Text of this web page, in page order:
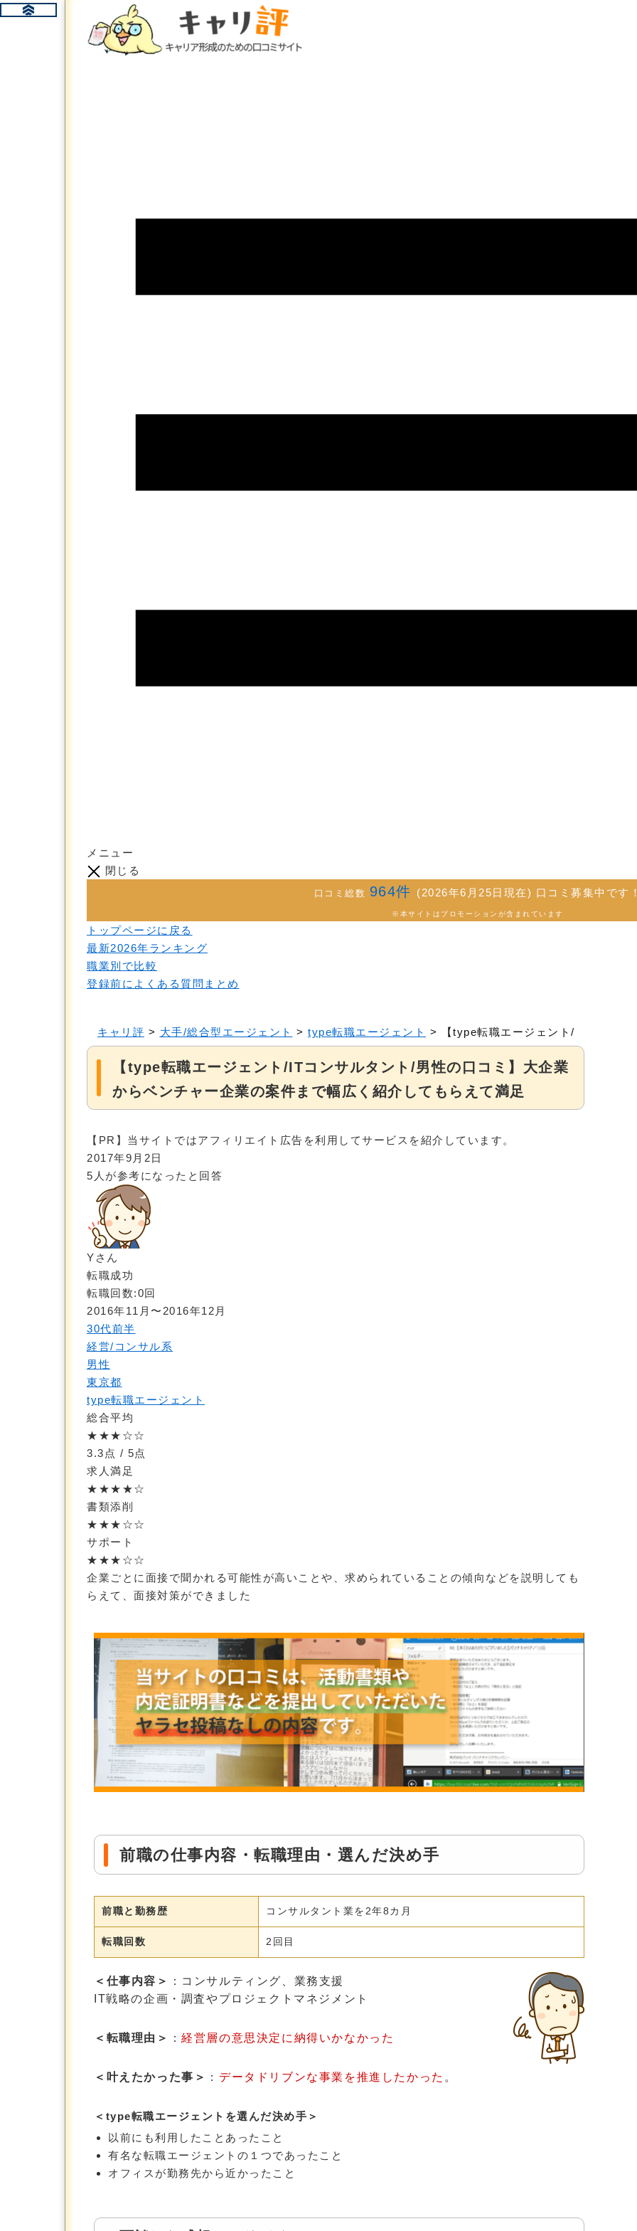
メニュー
閉じる
口コミ総数 964件 (2026年6月25日現在) 口コミ募集中です
※本サイトはプロモーションが含まれています
トップページに戻る
最新2026年ランキング
職業別で比較
登録前によくある質問まとめ
キャリ評 > 大手/総合型エージェント > type転職エージェント > 【type転職エージェント/ITコンサ
【type転職エージェント/ITコンサルタント/男性の口コミ】大企業
からベンチャー企業の案件まで幅広く紹介してもらえて満足
【PR】当サイトではアフィリエイト広告を利用してサービスを紹介しています。
2017年9月2日
5 人が参考になったと回答
Yさん
転職成功
転職回数:0回
2016年11月〜2016年12月
30代前半
経営/コンサル系
男性
東京都
type転職エージェント
総合平均
★★★☆☆
3.3点 / 5点
求人満足
★★★★☆
書類添削
★★★☆☆
サポート
★★★☆☆
企業ごとに面接で聞かれる可能性が高いことや、求められていることの傾向などを説明しても
らえて、面接対策ができました
前職の仕事内容・転職理由・選んだ決め手
前職と勤務歴 コンサルタント業を2年8カ月
転職回数 2回目
＜仕事内容＞
：コンサルティング、業務支援
IT戦略の企画・調査やプロジェクトマネジメント
＜転職理由＞ ：経営層の意思決定に納得いかなかった
＜叶えたかった事＞ ： データドリブンな事業を推進したかった 。
＜ type転職エージェントを選んだ決め手 ＞
以前にも利用したことあったこと
有名な転職エージェントの１つであったこと
オフィスが勤務先から近かったこと